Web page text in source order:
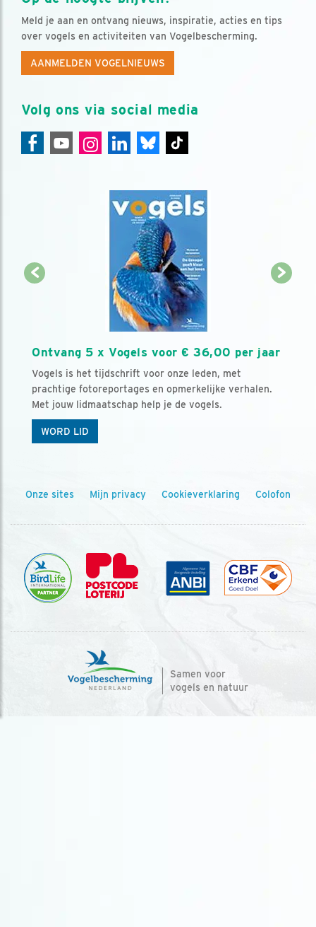
Meld je aan en ontvang nieuws, inspiratie, acties en tips
over vogels en activiteiten van Vogelbescherming.
AANMELDEN VOGELNIEUWS
Volg ons via social media
Ontvang 5 x Vogels voor € 36,00 per jaar
Vogels is het tijdschrift voor onze leden, met
prachtige fotoreportages en opmerkelijke verhalen.
Met jouw lidmaatschap help je de vogels.
WORD LID
Onze sites Mijn privacy Cookieverklaring Colofon
Samen voor
vogels en natuur